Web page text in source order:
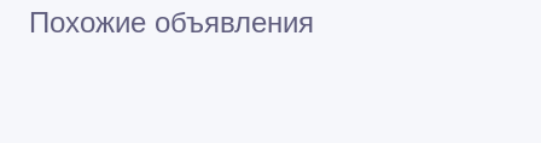
Похожие объявления